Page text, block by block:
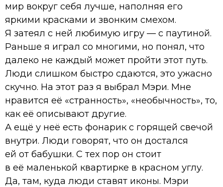
мир вокруг себя лучше, наполняя его
яркими красками и звонким смехом.
Я затеял с ней любимую игру — с паутиной.
Раньше я играл со многими, но понял, что
далеко не каждый может пройти этот путь.
Люди слишком быстро сдаются, это ужасно
скучно. На этот раз я выбрал Мэри. Мне
нравится её «странность», «необычность», то,
как её описывают другие.
А ещё у неё есть фонарик с горящей свечой
внутри. Люди говорят, что он достался
ей от бабушки. С тех пор он стоит
в её маленькой квартирке в красном углу.
Да, там, куда люди ставят иконы. Мэри